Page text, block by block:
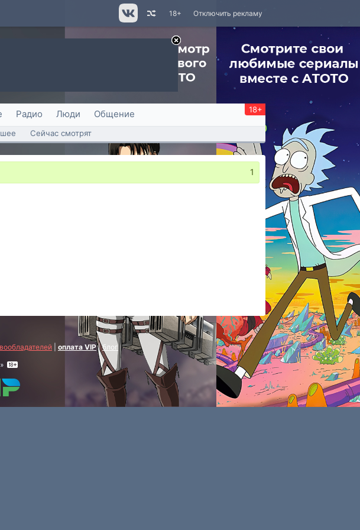
Отключить рекламу
18+
Радио Люди Общение 18+
Сейчас смотрят
1
оплата VIP|блог
»